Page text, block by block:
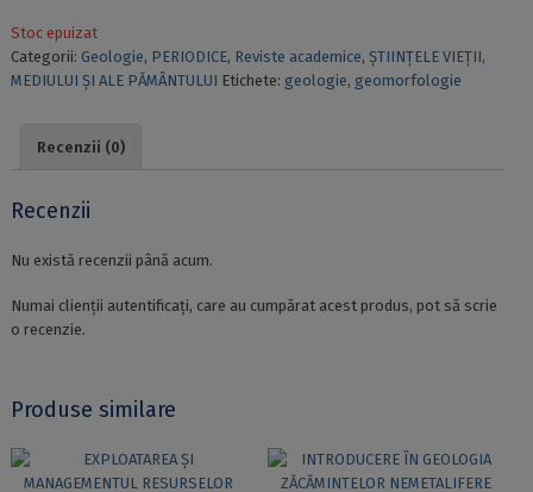
Stoc epuizat
Categorii: Geologie, PERIODICE, Reviste academice, ȘTIINȚELE VIEȚII,
MEDIULUI ȘI ALE PĂMÂNTULUI Etichete: geologie, geomorfologie
Recenzii (0)
Recenzii
Nu există recenzii până acum.
Numai clienții autentificați, care au cumpărat acest produs, pot să scrie
o recenzie.
Produse similare